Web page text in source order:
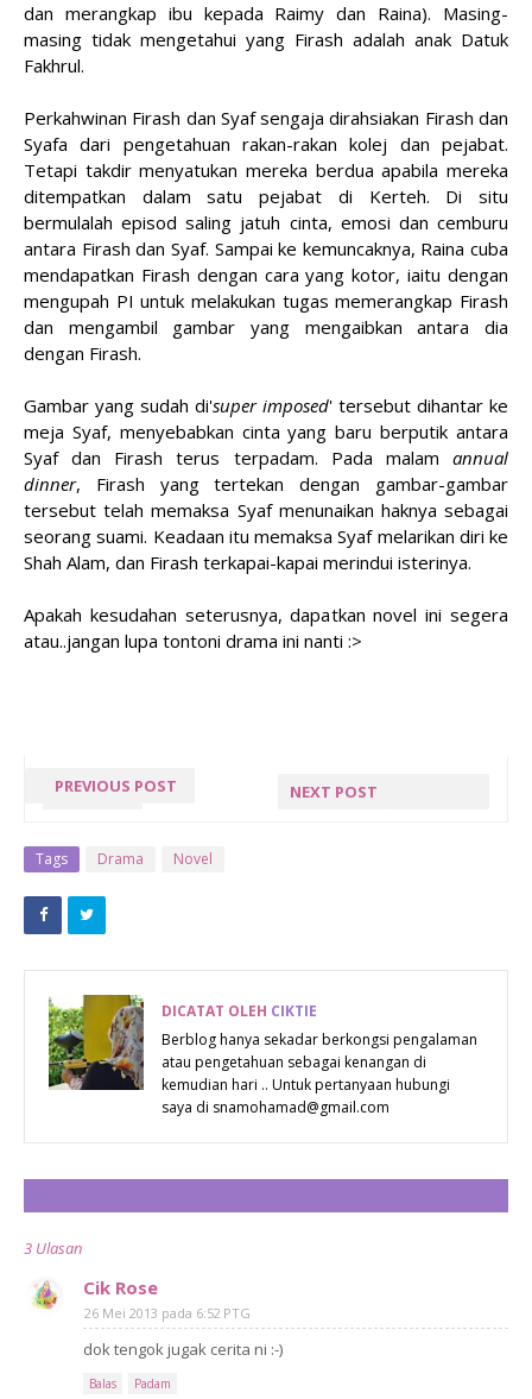
dan merangkap ibu kepada Raimy dan Raina). Masing-
masing tidak mengetahui yang Firash adalah anak Datuk
Fakhrul.
Perkahwinan Firash dan Syaf sengaja dirahsiakan Firash dan
Syafa dari pengetahuan rakan-rakan kolej dan pejabat.
Tetapi takdir menyatukan mereka berdua apabila mereka
ditempatkan dalam satu pejabat di Kerteh. Di situ
bermulalah episod saling jatuh cinta, emosi dan cemburu
antara Firash dan Syaf. Sampai ke kemuncaknya, Raina cuba
mendapatkan Firash dengan cara yang kotor, iaitu dengan
mengupah PI untuk melakukan tugas memerangkap Firash
dan mengambil gambar yang mengaibkan antara dia
dengan Firash.
Gambar yang sudah di'super imposed' tersebut dihantar ke
meja Syaf, menyebabkan cinta yang baru berputik antara
Syaf dan Firash terus terpadam. Pada malam annual
dinner, Firash yang tertekan dengan gambar-gambar
tersebut telah memaksa Syaf menunaikan haknya sebagai
seorang suami. Keadaan itu memaksa Syaf melarikan diri ke
Shah Alam, dan Firash terkapai-kapai merindui isterinya.
Apakah kesudahan seterusnya, dapatkan novel ini segera
atau..jangan lupa tontoni drama ini nanti :>
PREVIOUS POST NEXT POST
Tags Drama Novel
DICATAT OLEH CIKTIE
Berblog hanya sekadar berkongsi pengalaman
atau pengetahuan sebagai kenangan di
kemudian hari .. Untuk pertanyaan hubungi
saya di snamohamad@gmail.com
3 Ulasan
Cik Rose
26 Mei 2013 pada 6:52 PTG
dok tengok jugak cerita ni :-)
Balas Padam